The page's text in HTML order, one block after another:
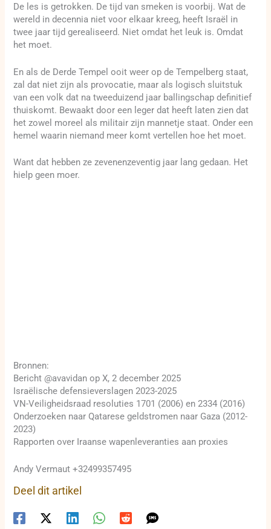
De les is getrokken. De tijd van smeken is voorbij. Wat de
wereld in decennia niet voor elkaar kreeg, heeft Israël in
twee jaar tijd gerealiseerd. Niet omdat het leuk is. Omdat
het moet.
En als de Derde Tempel ooit weer op de Tempelberg staat,
zal dat niet zijn als provocatie, maar als logisch sluitstuk
van een volk dat na tweeduizend jaar ballingschap definitief
thuiskomt. Bewaakt door een leger dat heeft laten zien dat
het zowel moreel als militair zijn mannetje staat. Onder een
hemel waarin niemand meer komt vertellen hoe het moet.
Want dat hebben ze zevenenzeventig jaar lang gedaan. Het
hielp geen moer.
Bronnen:
Bericht @avavidan op X, 2 december 2025
Israëlische defensieverslagen 2023-2025
VN-Veiligheidsraad resoluties 1701 (2006) en 2334 (2016)
Onderzoeken naar Qatarese geldstromen naar Gaza (2012-
2023)
Rapporten over Iraanse wapenleveranties aan proxies
Andy Vermaut +32499357495
Deel dit artikel